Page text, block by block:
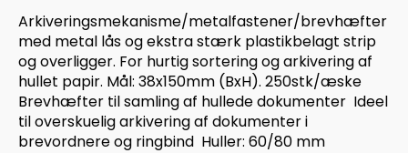
Arkiveringsmekanisme/metalfastener/brevhæfter
med metal lås og ekstra stærk plastikbelagt strip
og overligger. For hurtig sortering og arkivering af
hullet papir. Mål: 38x150mm (BxH). 250stk/æske
Brevhæfter til samling af hullede dokumenter  Ideel
til overskuelig arkivering af dokumenter i
brevordnere og ringbind  Huller: 60/80 mm